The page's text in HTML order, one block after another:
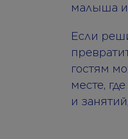
малыша и
Если
гостям
месте,
и